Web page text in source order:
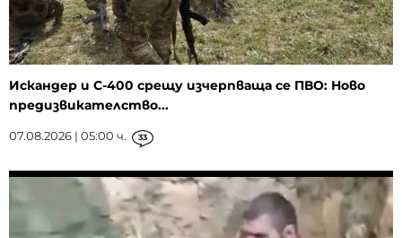
Искандер и С-400 срещу изчерпваща се ПВО: Ново
предизвикателство...
07.08.2026 | 05:00 ч. 33